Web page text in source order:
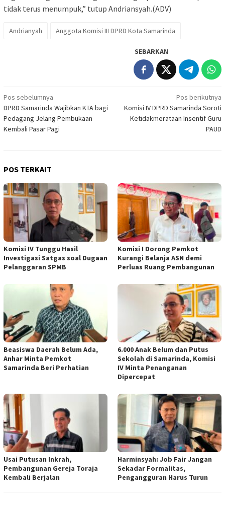
tidak terus menumpuk,” tutup Andriansyah.(ADV)
Andrianyah Anggota Komisi III DPRD Kota Samarinda
SEBARKAN
Navigasi
pos
Pos sebelumnya
DPRD Samarinda Wajibkan KTA bagi
Pedagang Jelang Pembukaan
Kembali Pasar Pagi
Pos berikutnya
Komisi IV DPRD Samarinda Soroti
Ketidakmerataan Insentif Guru
PAUD
POS TERKAIT
Komisi IV Tunggu Hasil
Investigasi Satgas soal Dugaan
Pelanggaran SPMB
Komisi I Dorong Pemkot
Kurangi Belanja ASN demi
Perluas Ruang Pembangunan
Beasiswa Daerah Belum Ada,
Anhar Minta Pemkot
Samarinda Beri Perhatian
6.000 Anak Belum dan Putus
Sekolah di Samarinda, Komisi
IV Minta Penanganan
Dipercepat
Usai Putusan Inkrah,
Pembangunan Gereja Toraja
Kembali Berjalan
Harminsyah: Job Fair Jangan
Sekadar Formalitas,
Pengangguran Harus Turun